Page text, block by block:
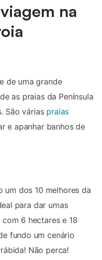
na
de uma grande
as praias da Península
São várias praias
e apanhar banhos de
um dos 10 melhores da
para dar umas
6 hectares e 18
fundo um cenário
Não perca!